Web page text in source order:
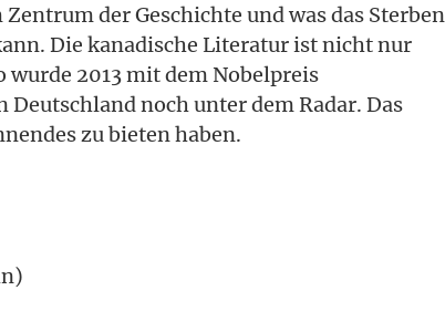
der Geschichte und was das Sterben
Die kanadische Literatur ist nicht nur
2013 mit dem Nobelpreis
noch unter dem Radar. Das
zu bieten haben.